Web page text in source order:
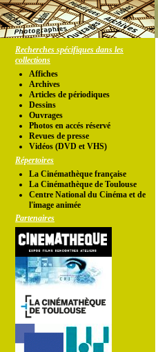
Recherches spécifiques dans les
collections
Affiches
Archives
Articles de périodiques
Dessins
Ouvrages
Photos en accés réservé
Revues de presse
Vidéos (DVD et VHS)
Répertoires
La Cinémathèque française
La Cinémathèque de Toulouse
Centre National du Cinéma et de
l'image animée
Partenaires